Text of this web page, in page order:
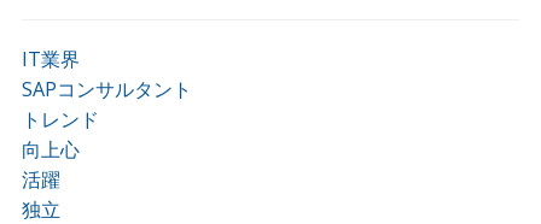
IT業界
SAPコンサルタント
トレンド
向上心
活躍
独立